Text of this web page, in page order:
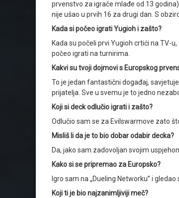
prvenstvo za igrače mlađe od 13
nije ušao u prvih 16 za drugi dan. S
Kada si počeo igrati Yugioh i zašto?
Kada su počeli prvi Yugioh crtići na TV-
počeo igrati na turnirima.
Kakvi su tvoji dojmovi s Europskog
To je jedan fantastični događaj,
prijatelja. Sve u svemu je to jedno
Koji si deck odlučio igrati i zašto?
Odlučio sam se za Evilswarmove zato
Misliš li da je to bio dobar odabir decka?
Da, jako sam zadovoljan svojim
Kako si se pripremao za Europsko?
Igro sam na „Dueling Networku” i
Koji ti je bio najzanimljiviji meč?